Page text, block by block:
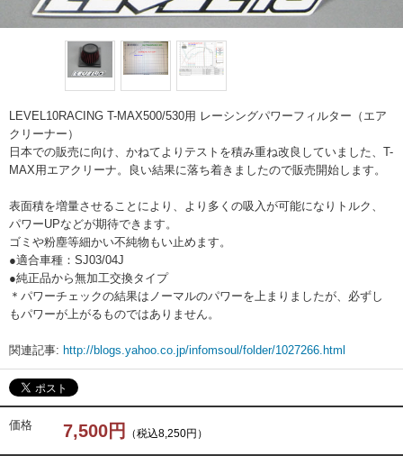
LEVEL10RACING T-MAX500/530用 レーシングパワーフィルター（エア
クリーナー）
日本での販売に向け、かねてよりテストを積み重ね改良していました、T-
MAX用エアクリーナ。良い結果に落ち着きましたので販売開始します。
表面積を増量させることにより、より多くの吸入が可能になりトルク、
パワーUPなどが期待できます。
ゴミや粉塵等細かい不純物もい止めます。
●適合車種：SJ03/04J
●純正品から無加工交換タイプ
＊パワーチェックの結果はノーマルのパワーを上まりましたが、必ずし
もパワーが上がるものではありません。
関連記事: http://blogs.yahoo.co.jp/infomsoul/folder/1027266.html
価格 7,500円 （税込8,250円）